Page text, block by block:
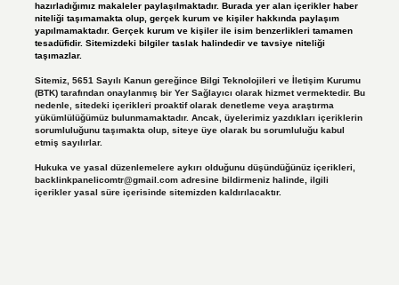
hazırladığımız makaleler paylaşılmaktadır. Burada yer alan içerikler haber
niteliği taşımamakta olup, gerçek kurum ve kişiler hakkında paylaşım
yapılmamaktadır. Gerçek kurum ve kişiler ile isim benzerlikleri tamamen
tesadüfidir. Sitemizdeki bilgiler taslak halindedir ve tavsiye niteliği
taşımazlar.
Sitemiz, 5651 Sayılı Kanun gereğince Bilgi Teknolojileri ve İletişim Kurumu
(BTK) tarafından onaylanmış bir Yer Sağlayıcı olarak hizmet vermektedir. Bu
nedenle, sitedeki içerikleri proaktif olarak denetleme veya araştırma
yükümlülüğümüz bulunmamaktadır. Ancak, üyelerimiz yazdıkları içeriklerin
sorumluluğunu taşımakta olup, siteye üye olarak bu sorumluluğu kabul
etmiş sayılırlar.
Hukuka ve yasal düzenlemelere aykırı olduğunu düşündüğünüz içerikleri,
backlinkpanelicomtr@gmail.comadresine bildirmeniz halinde, ilgili
içerikler yasal süre içerisinde sitemizden kaldırılacaktır.